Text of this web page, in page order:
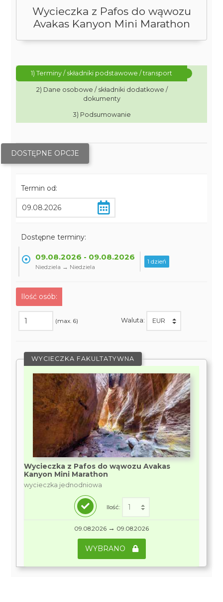
Wycieczka z Pafos do wąwozu
Avakas Kanyon Mini Marathon
1) Terminy / składniki podstawowe / transport
2) Dane osobowe / składniki dodatkowe /
dokumenty
3) Podsumowanie
DOSTĘPNE OPCJE
Termin od:
Dostępne terminy:
09.08.2026 - 09.08.2026
Niedziela → Niedziela
1 dzień
Ilość osób:
(max. 6) Waluta:
WYCIECZKA FAKULTATYWNA
Wycieczka z Pafos do wąwozu Avakas
Kanyon Mini Marathon
wycieczka jednodniowa
Ilość:
09.08.2026 → 09.08.2026
WYBRANO